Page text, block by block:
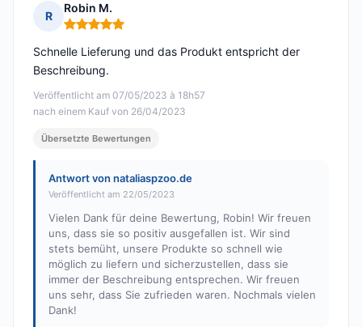
R
Robin M.
Hinweis: 5 von 5
Veröffentlicht am 07/05/2023 à 18h57
nach einem Kauf von 26/04/2023
Schnelle Lieferung und das Produkt entspricht der
Beschreibung.
Übersetzte Bewertungen
Antwort von nataliaspzoo.de
Veröffentlicht am 22/05/2023
Vielen Dank für deine Bewertung, Robin! Wir freuen
uns, dass sie so positiv ausgefallen ist. Wir sind
stets bemüht, unsere Produkte so schnell wie
möglich zu liefern und sicherzustellen, dass sie
immer der Beschreibung entsprechen. Wir freuen
uns sehr, dass Sie zufrieden waren. Nochmals vielen
Dank!